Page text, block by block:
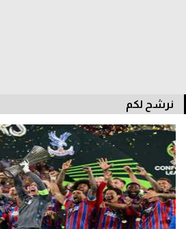
كرة يد
كرة طائرة
الوطن العربي
في المونديال
رياضة نسائية
نرشح لكم